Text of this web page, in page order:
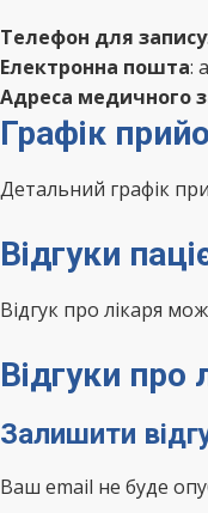
Телефон для запису:
Електронна пошта:
Адреса медичного
Графік
Детальний графік
Відгуки
Відгук про лікаря
Відгуки про
Залишити
Ваш email не буде